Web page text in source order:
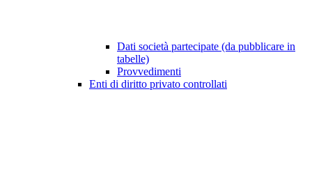
Dati società partecipate (da pubblicare in
tabelle)
Provvedimenti
Enti di diritto privato controllati